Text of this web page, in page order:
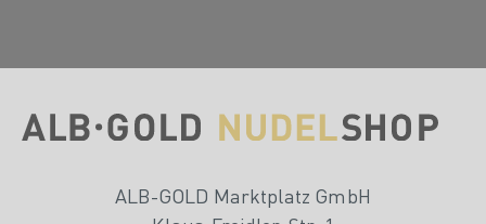
ALB-GOLD Marktplatz GmbH